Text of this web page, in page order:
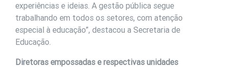
experiências e ideias. A gestão pública segue
trabalhando em todos os setores, com atenção
especial à educação”, destacou a Secretaria de
Educação.
Diretoras empossadas e respectivas unidades